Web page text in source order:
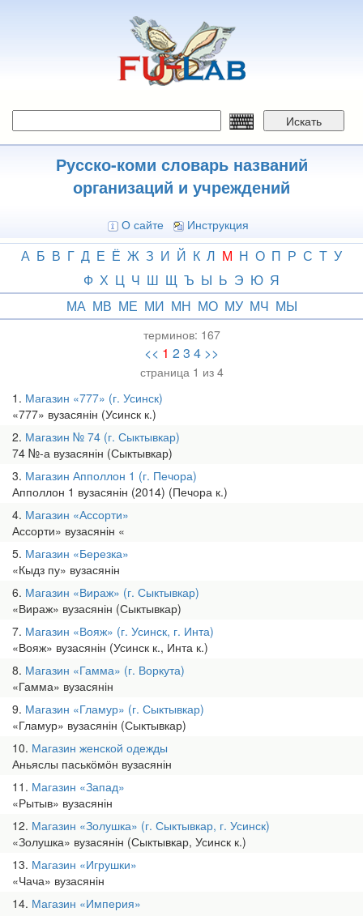
Искать
Русско-коми словарь названий
организаций и учреждений
О сайте Инструкция
А Б В Г Д Е Ё Ж З И Й К Л М Н О П Р С Т У
Ф Х Ц Ч Ш Щ Ъ Ы Ь Э Ю Я
МА МВ МЕ МИ МН МО МУ МЧ МЫ
терминов: 167
<< 1 23 4 >>
страница 1 из 4
1 Магазин «777» (г. Усинск)
«777» вузасянін (Усинск к.)
2 Магазин № 74 (г. Сыктывкар)
74 №-а вузасянін (Сыктывкар)
3 Магазин Апполлон 1 (г. Печора)
Апполлон 1 вузасянін (2014) (Печора к.)
4 Магазин «Ассорти»
Ассорти» вузасянін «
5 Магазин «Березка»
«Кыдз пу» вузасянін
6 Магазин «Вираж» (г. Сыктывкар)
«Вираж» вузасянін (Сыктывкар)
7 Магазин «Вояж» (г. Усинск, г. Инта)
«Вояж» вузасянін (Усинск к., Инта к.)
8 Магазин «Гамма» (г. Воркута)
«Гамма» вузасянін
9 Магазин «Гламур» (г. Сыктывкар)
«Гламур» вузасянін (Сыктывкар)
10 Магазин женской одежды
Аньяслы паськӧмӧн вузасянін
11 Магазин «Запад»
«Рытыв» вузасянін
12 Магазин «Золушка» (г. Сыктывкар, г. Усинск)
«Золушка» вузасянін (Сыктывкар, Усинск к.)
13 Магазин «Игрушки»
«Чача» вузасянін
14 Магазин «Империя»